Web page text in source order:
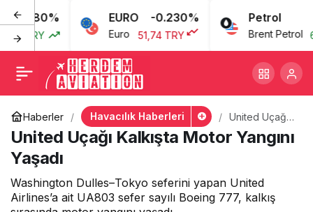
0.080%
TRY
EURO -0.230%
Euro 51,74 TRY
Petrol
Brent Petrol
Haberler Havacılık Haberleri
United Uçağı
Kalkışta Motor
Yangını Yaşadı
United Uçağı Kalkışta Motor Yangını
Yaşadı
Washington Dulles–Tokyo seferini yapan United
Airlines’a ait UA803 sefer sayılı Boeing 777, kalkış
United Uçağı Kalkışta
Motor Yangını Yaşadı
0